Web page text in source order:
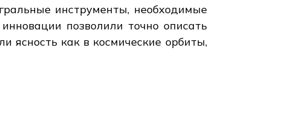
инструменты, необходимые
позволили точно описать
ясность как в космические орбиты,